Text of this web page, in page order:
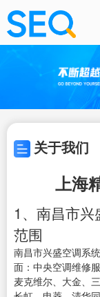
关于我们
上海
1、南昌市
范围
南昌市兴盛空调系
面：中央空调维修
麦克维尔、大金、